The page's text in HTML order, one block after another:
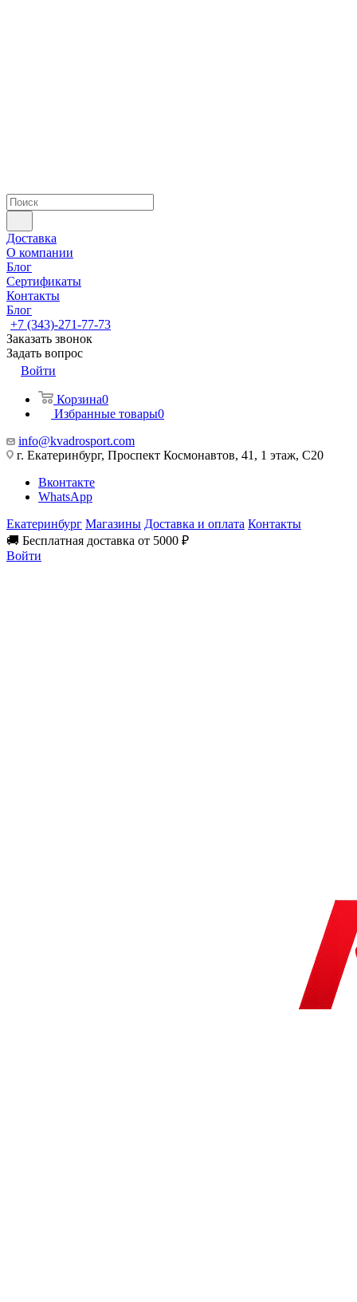
Доставка
О компании
Блог
Сертификаты
Контакты
Блог
+7 (343)-271-77-73
Заказать звонок
Задать вопрос
Войти
Корзина0
Избранные товары0
info@kvadrosport.com
г. Екатеринбург, Проспект Космонавтов, 41, 1 этаж, С20
Вконтакте
WhatsApp
Екатеринбург Магазины Доставка и оплата Контакты
🚚 Бесплатная доставка от 5000 ₽
Войти